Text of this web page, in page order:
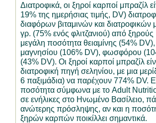
Διατροφικά, οι ξηροί καρποί μπραζίλ
19% της ημερήσιας τιμής, DV)
διαφόρων βιταμινών και
γρ. (75% ενός φλιτζανιού) από
μεγάλη ποσότητα θειαμίνης (54%
μαγνησίου (106% DV), φωσφόρου
(43% DV). Οι ξηροί καρποί μπραζίλ
διατροφική πηγή σεληνίου, με μια
6 παξιμάδια) να παρέχουν 774% DV.
ποσότητα σύμφωνα με το Adult
σε ενήλικες στο Ηνωμένο Βασίλειο,
ανώτερης πρόσληψης, αν και η
ξηρών καρπών ποικίλλει σημαντικά.